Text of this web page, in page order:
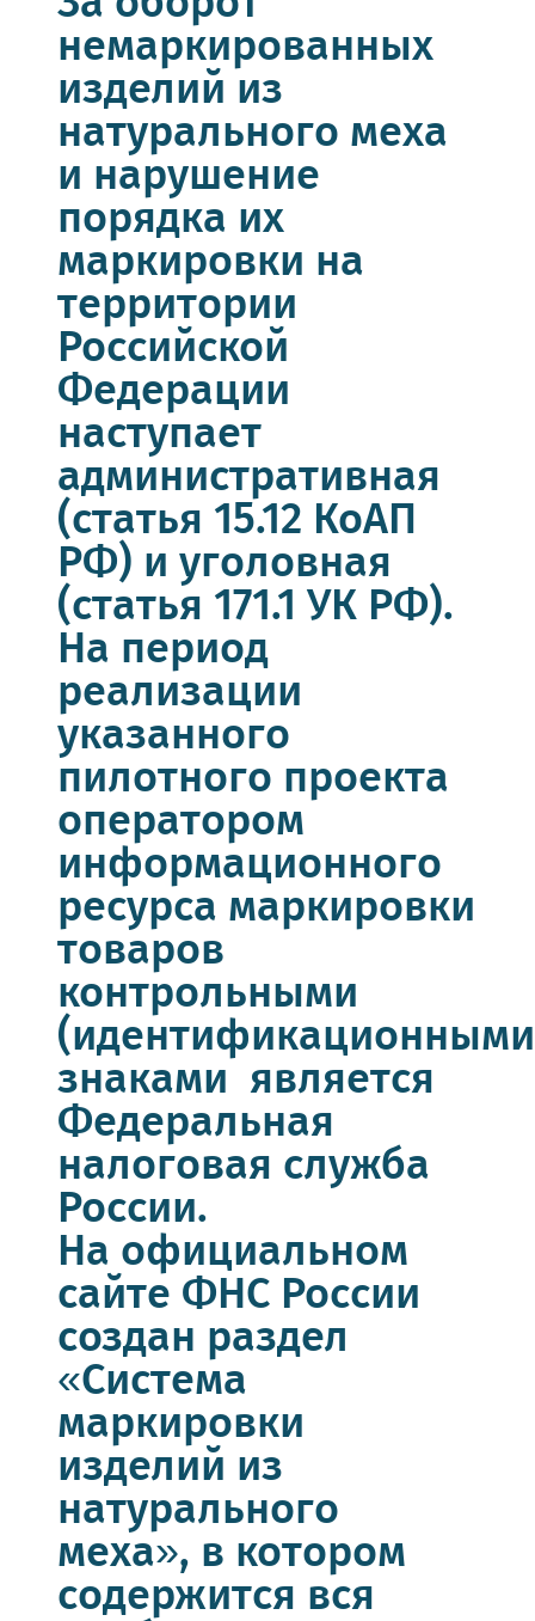
немаркированных
изделий из
натурального меха
и нарушение
порядка их
маркировки на
территории
Российской
Федерации
наступает
административная
(статья 15.12 КоАП
РФ) и уголовная
(статья 171.1 УК РФ).
На период
реализации
указанного
пилотного проекта
оператором
информационного
ресурса маркировки
товаров
контрольными
знаками является
Федеральная
налоговая служба
России.
На официальном
сайте ФНС России
создан раздел
«Система
маркировки
изделий из
натурального
меха», в котором
содержится вся